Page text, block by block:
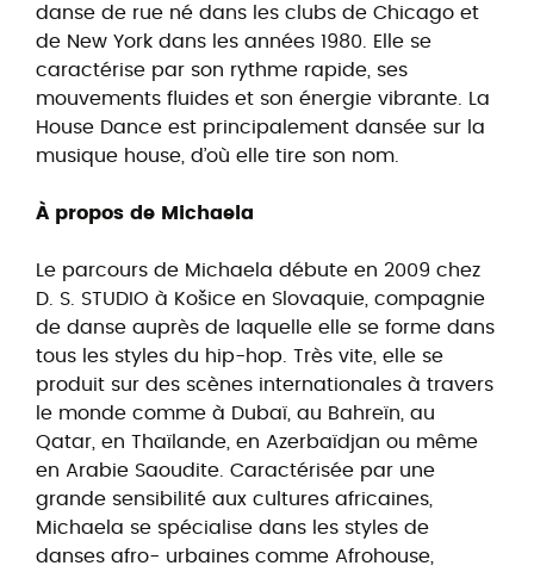
danse de rue né dans les clubs de Chicago et
de New York dans les années 1980. Elle se
caractérise par son rythme rapide, ses
mouvements fluides et son énergie vibrante. La
House Dance est principalement dansée sur la
musique house, d’où elle tire son nom.
À propos de Michaela
Le parcours de Michaela débute en 2009 chez
D. S. STUDIO à Košice en Slovaquie, compagnie
de danse auprès de laquelle elle se forme dans
tous les styles du hip-hop. Très vite, elle se
produit sur des scènes internationales à travers
le monde comme à Dubaï, au Bahreïn, au
Qatar, en Thaïlande, en Azerbaïdjan ou même
en Arabie Saoudite. Caractérisée par une
grande sensibilité aux cultures africaines,
Michaela se spécialise dans les styles de
danses afro- urbaines comme Afrohouse,